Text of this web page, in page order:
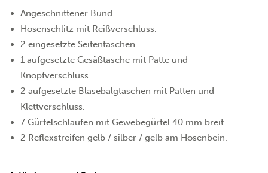
Angeschnittener Bund.
Hosenschlitz mit Reißverschluss.
2 eingesetzte Seitentaschen.
1 aufgesetzte Gesäßtasche mit Patte und
Knopfverschluss.
2 aufgesetzte Blasebalgtaschen mit Patten und
Klettverschluss.
7 Gürtelschlaufen mit Gewebegürtel 40 mm breit.
2 Reflexstreifen gelb / silber / gelb am Hosenbein.